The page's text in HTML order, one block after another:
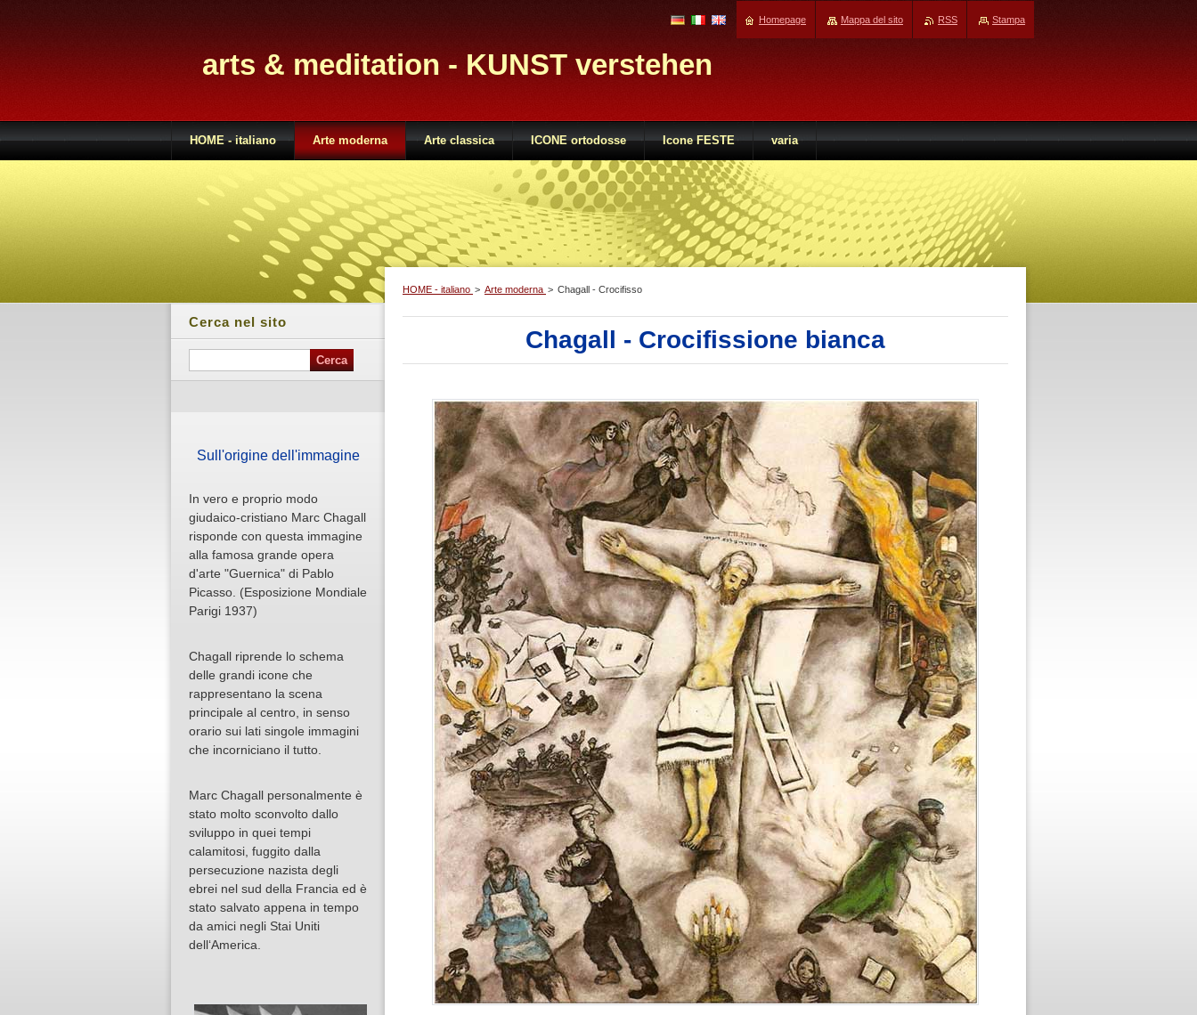
arts & meditation - KUNST verstehen
HOME - italiano > Arte moderna > Chagall - Crocifisso
Chagall - Crocifissione bianca
Cerca nel sito
Sull'origine dell'immagine
In vero e proprio modo
giudaico-cristiano Marc Chagall
risponde con questa immagine
alla famosa grande opera
d'arte "Guernica" di Pablo
Picasso. (Esposizione Mondiale
Parigi 1937)
Chagall riprende lo schema
delle grandi icone che
rappresentano la scena
principale al centro, in senso
orario sui lati singole immagini
che incorniciano il tutto.
Marc Chagall personalmente è
stato molto sconvolto dallo
sviluppo in quei tempi
calamitosi, fuggito dalla
persecuzione nazista degli
ebrei nel sud della Francia ed è
stato salvato appena in tempo
da amici negli Stai Uniti
dell‘America.
HOME - italiano Arte moderna Arte classica ICONE ortodosse Icone FESTE varia
Homepage Mappa del sito RSS Stampa